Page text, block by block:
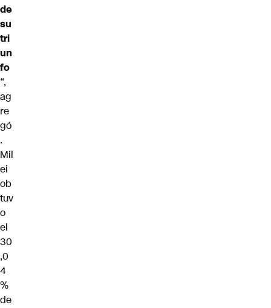
de
su
tri
un
fo
“,
ag
re
gó
.
Mil
ei
ob
tuv
o
el
30
,0
4
%
de